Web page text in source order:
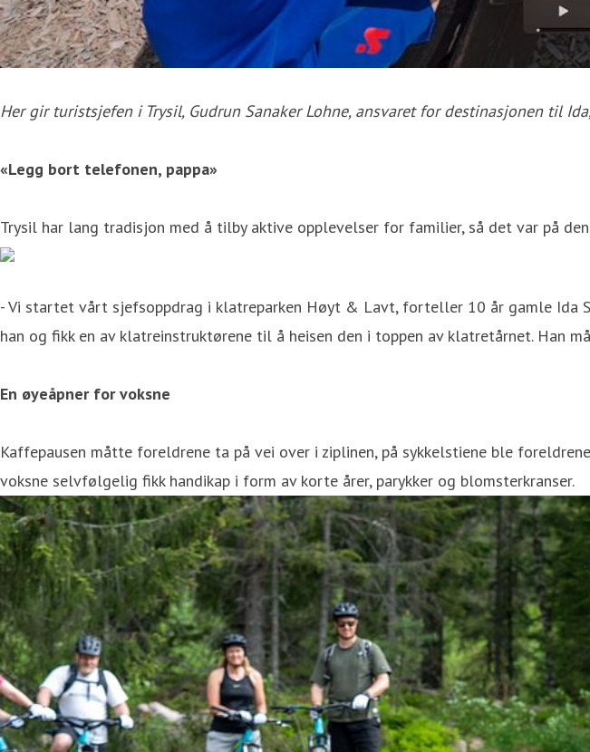
Her gir turistsjefen i Trysil, Gudrun Sanaker Lohne, ansvaret for destinasjonen til
«Legg bort telefonen, pappa»
Trysil har lang tradisjon med å tilby aktive opplevelser for familier, så det var på
- Vi startet vårt sjefsoppdrag i klatreparken Høyt & Lavt, forteller 10 år gamle Ida
han og fikk en av klatreinstruktørene til å heisen den i toppen av klatretårnet. Han
En øyeåpner for voksne
Kaffepausen måtte foreldrene ta på vei over i ziplinen, på sykkelstiene ble
voksne selvfølgelig fikk handikap i form av korte årer, parykker og blomsterkranser.